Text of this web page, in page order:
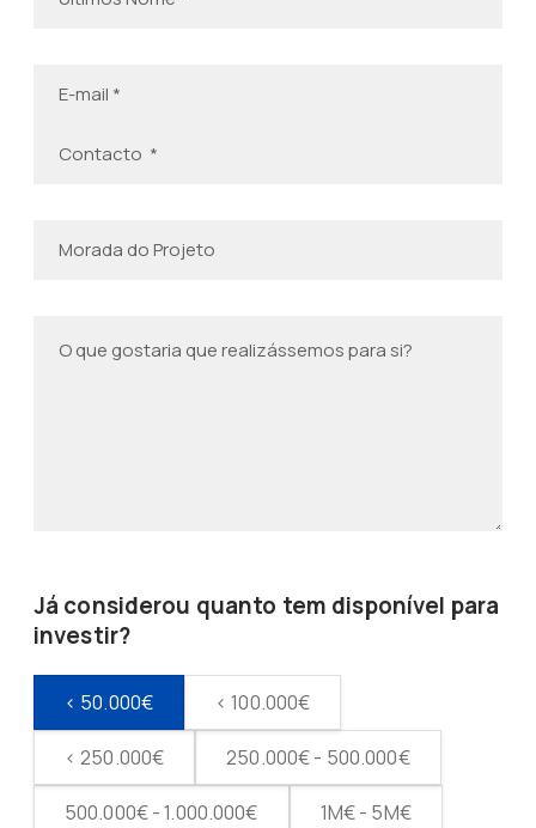
Já considerou quanto tem disponível para
investir?
< 50.000€ < 100.000€
< 250.000€ 250.000€ - 500.000€
500.000€ - 1.000.000€ 1M€ - 5M€